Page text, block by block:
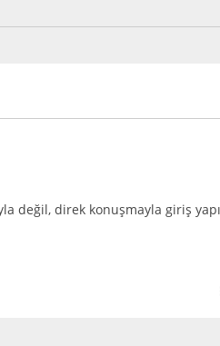
değil, direk konuşmayla giriş